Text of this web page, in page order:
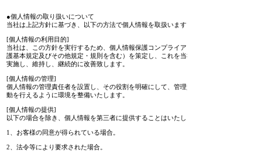
●個人情報の取り扱いについて
当社は上記方針に基づき、以下の方法で個人情報を取扱います。
[個人情報の利用目的]
当社は、この方針を実行するため、個人情報保護コンプライアンス・プログラム（本方
護基本規定及びその他規定・規則を含む）を策定し、これを当社従業者その他関係者に
実施し、維持し、継続的に改善致します。
[個人情報の管理]
個人情報の管理責任者を設置し、その役割を明確にして、管理責任者が適切に個人情報
動を行えるように環境を整備いたします。
[個人情報の提供]
以下の場合を除き、個人情報を第三者に提供することはいたしません。
1、お客様の同意が得られている場合。
2、法令等により要求された場合。